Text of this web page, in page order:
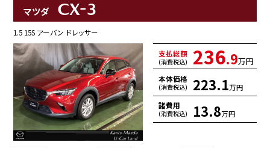
マツダ CX-3
1.5 15S アーバン ドレッサー
支払総額
(消費税込) 236.9万円
本体価格
(消費税込) 223.1万円
諸費用
(消費税込) 13.8万円